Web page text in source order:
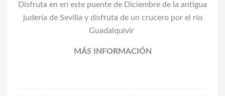
Disfruta en en este puente de Diciembre de la antigua
judería de Sevilla y disfruta de un crucero por el río
Guadalquivir
MÁS INFORMACIÓN